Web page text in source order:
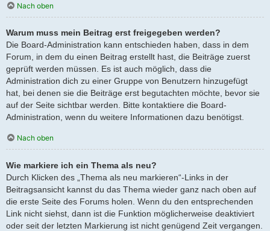
Nach oben
Warum muss mein Beitrag erst freigegeben werden?
Die Board-Administration kann entschieden haben, dass in dem
Forum, in dem du einen Beitrag erstellt hast, die Beiträge zuerst
geprüft werden müssen. Es ist auch möglich, dass die
Administration dich zu einer Gruppe von Benutzern hinzugefügt
hat, bei denen sie die Beiträge erst begutachten möchte, bevor sie
auf der Seite sichtbar werden. Bitte kontaktiere die Board-
Administration, wenn du weitere Informationen dazu benötigst.
Nach oben
Wie markiere ich ein Thema als neu?
Durch Klicken des „Thema als neu markieren“-Links in der
Beitragsansicht kannst du das Thema wieder ganz nach oben auf
die erste Seite des Forums holen. Wenn du den entsprechenden
Link nicht siehst, dann ist die Funktion möglicherweise deaktiviert
oder seit der letzten Markierung ist nicht genügend Zeit vergangen.